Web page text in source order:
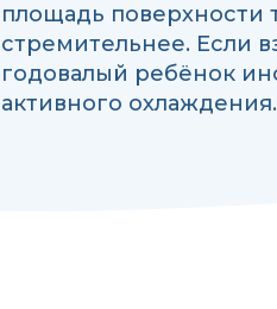
площадь поверхности
стремительнее. Если
годовалый ребёнок
активного охлаждения.